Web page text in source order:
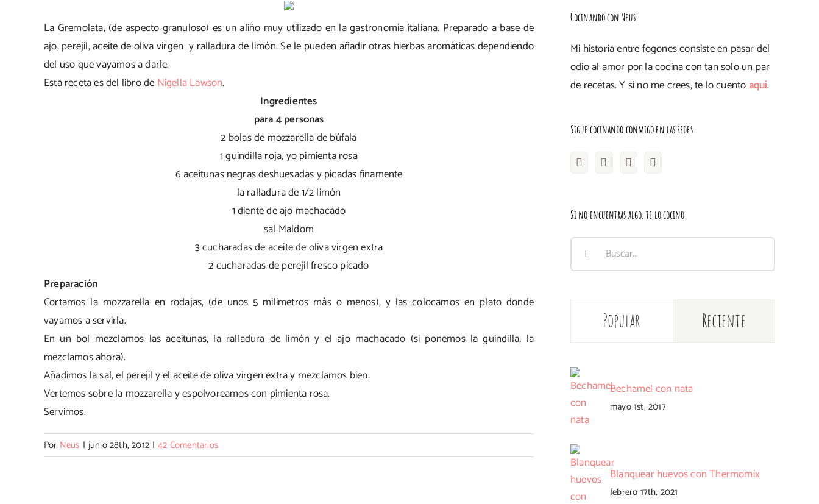
La Gremolata, (de aspecto granuloso) es un aliño muy utilizado en la gastronomía italiana. Preparado a base de
ajo, perejil, aceite de oliva virgen y ralladura de limón. Se le pueden añadir otras hierbas aromáticas dependiendo
del uso que vayamos a darle.
Esta receta es del libro de Nigella Lawson.
Ingredientes
para 4 personas
2 bolas de mozzarella de búfala
1 guindilla roja, yo pimienta rosa
6 aceitunas negras deshuesadas y picadas finamente
la ralladura de 1/2 limón
1 diente de ajo machacado
sal Maldom
3 cucharadas de aceite de oliva virgen extra
2 cucharadas de perejil fresco picado
Preparación
Cortamos la mozzarella en rodajas, (de unos 5 milimetros más o menos), y las colocamos en plato donde
vayamos a servirla.
En un bol mezclamos las aceitunas, la ralladura de limón y el ajo machacado (si ponemos la guindilla, la
mezclamos ahora).
Añadimos la sal, el perejil y el aceite de oliva virgen extra y mezclamos bien.
Vertemos sobre la mozzarella y espolvoreamos con pimienta rosa.
Servimos.
Por Neus | junio 28th, 2012 | 42 Comentarios
Cocinando con Neus
Mi historia entre fogones consiste en pasar del
odio al amor por la cocina con tan solo un par
de recetas. Y si no me crees, te lo cuentoaquí.
Sigue cocinando conmigo en las redes
Si no encuentras algo, te lo cocino
Buscar:
Popular Reciente
Bechamel con nata
mayo 1st, 2017
Blanquear huevos con Thermomix
febrero 17th, 2021